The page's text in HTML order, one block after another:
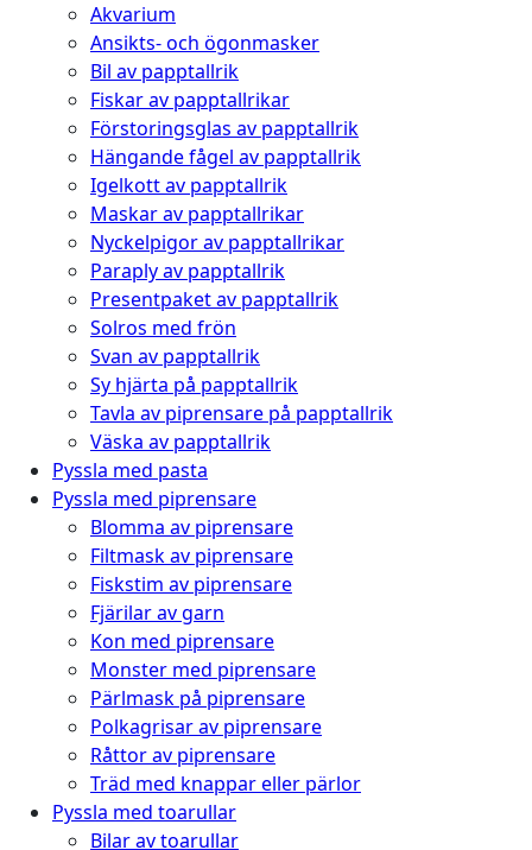
Akvarium
Ansikts- och ögonmasker
Bil av papptallrik
Fiskar av papptallrikar
Förstoringsglas av papptallrik
Hängande fågel av papptallrik
Igelkott av papptallrik
Maskar av papptallrikar
Nyckelpigor av papptallrikar
Paraply av papptallrik
Presentpaket av papptallrik
Solros med frön
Svan av papptallrik
Sy hjärta på papptallrik
Tavla av piprensare på papptallrik
Väska av papptallrik
Pyssla med pasta
Pyssla med piprensare
Blomma av piprensare
Filtmask av piprensare
Fiskstim av piprensare
Fjärilar av garn
Kon med piprensare
Monster med piprensare
Pärlmask på piprensare
Polkagrisar av piprensare
Råttor av piprensare
Träd med knappar eller pärlor
Pyssla med toarullar
Bilar av toarullar